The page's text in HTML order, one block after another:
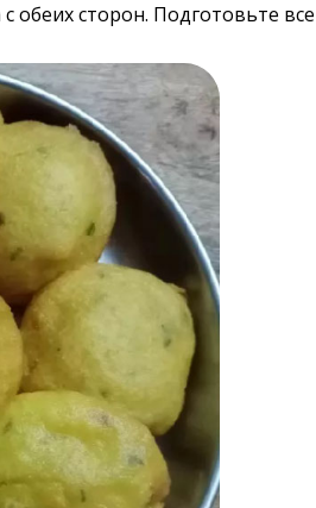
обеих сторон. Подготовьте